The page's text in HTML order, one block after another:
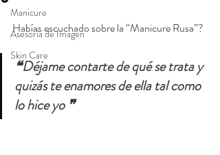
Manicure
Asesoría de Imagen
Skin Care
Habías escuchado sobre la “Manicure Rusa”?
❝Déjame contarte de qué se trata y
quizás te enamores de ella tal como
lo hice yo ❞